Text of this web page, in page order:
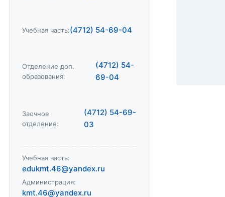
Учебная часть:(4712) 54-69-04
Отделение доп.
образования:
(4712) 54-
69-04
Заочное
отделение:
(4712) 54-69-
03
Учебная часть:
edukmt.46@yandex.ru
Администрация:
kmt.46@yandex.ru